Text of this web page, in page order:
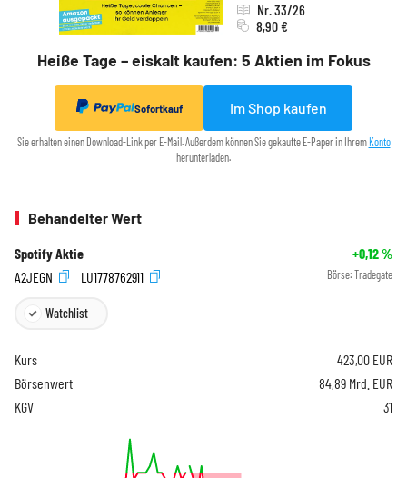
Heiße Tage – eiskalt kaufen: 5 Aktien im Fokus
Nr. 33/26
8,90 €
Sofortkauf Im Shop kaufen
Sie erhalten einen Download-Link per E-Mail. Außerdem können Sie gekaufte E-Paper in Ihrem Konto
herunterladen.
Behandelter Wert
Spotify Aktie +0,12%
A2JEGN
LU1778762911 Börse: Tradegate
Watchlist
Kurs 423,00 EUR
Börsenwert
84,89 Mrd. EUR
KGV
31